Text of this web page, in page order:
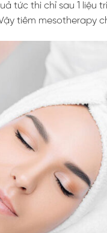
tức thì chỉ sau 1 liệu
tiêm mesotherapy